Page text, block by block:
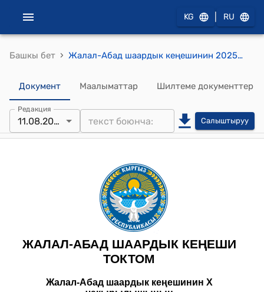
KG RU
Башкы бет › Жалал-Абад шаардык кеңешинин 2025-жылдын 11-августундагы №2 «Жалал-Абад шаарынын аймагындагы жеке менчик жер тилкесинин укуктук зонасын өзгөртүү жөнүндө» токтому
Документ Маалыматтар Шилтеме документтер
Редакция
11.08.2025 Салыштыруу